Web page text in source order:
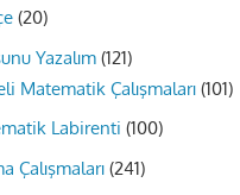
(20)
Yazalım (121)
Matematik Çalışmaları (101)
Labirenti (100)
Çalışmaları (241)